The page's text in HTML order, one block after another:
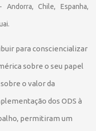
Chile, Espanha,
para consciencializar
sobre o seu papel
o valor da
dos ODS à
permitiram um